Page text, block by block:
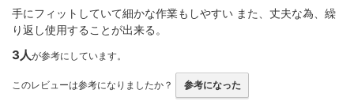
手にフィットしていて細かな作業もしやすい また、丈夫な為、繰
り返し使用することが出来る。
3人が参考にしています。
このレビューは参考になりましたか？ 参考になった